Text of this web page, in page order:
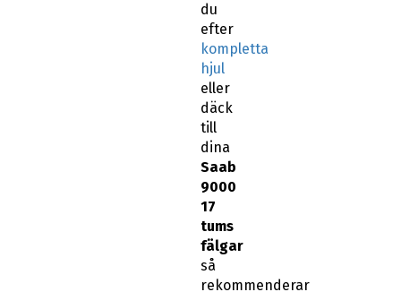
du
efter
kompletta
hjul
eller
däck
till
dina
Saab
9000
17
tums
fälgar
så
rekommenderar